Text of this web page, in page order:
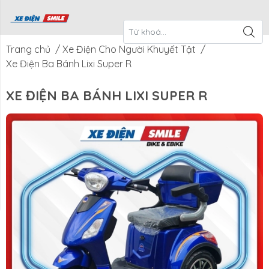
Xe Điện
Smile
CTKM Tháng
Trang chủ / Xe Điện Cho Người Khuyết Tật /
Xe Điện Ba Bánh Lixi Super R
XE ĐIỆN BA BÁNH LIXI SUPER R